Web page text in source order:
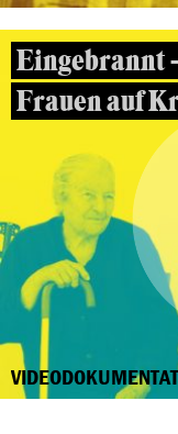
Eingebrannt
Frauen auf